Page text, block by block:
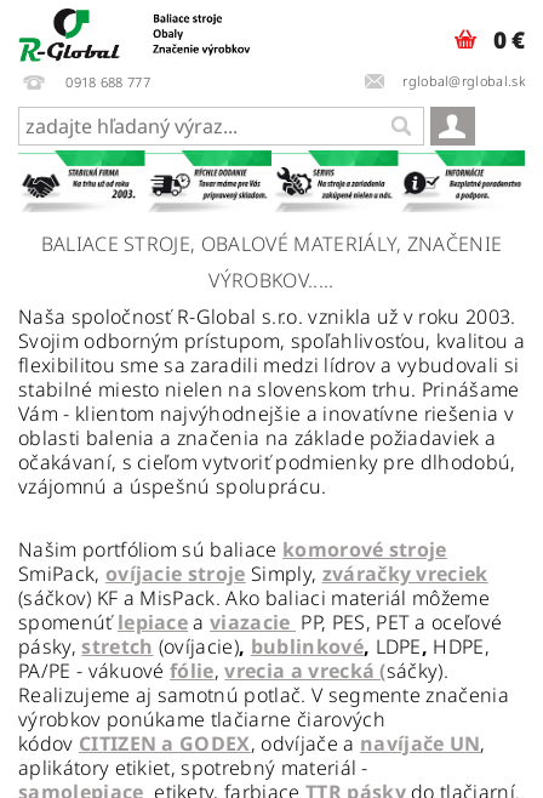
0918 688 777 rglobal@rglobal.sk
0 €
BALIACE STROJE, OBALOVÉ MATERIÁLY, ZNAČENIE
VÝROBKOV.....
Naša spoločnosť R-Global s.r.o. vznikla už v roku 2003.
Svojim odborným prístupom, spoľahlivosťou, kvalitou a
flexibilitou sme sa zaradili medzi lídrov a vybudovali si
stabilné miesto nielen na slovenskom trhu. Prinášame
Vám - klientom najvýhodnejšie a inovatívne riešenia v
oblasti balenia a značenia na základe požiadaviek a
očakávaní, s cieľom vytvoriť podmienky pre dlhodobú,
vzájomnú a úspešnú spoluprácu.
Našim portfóliom sú baliace komorové stroje
SmiPack, ovíjacie stroje Simply, zváračky vreciek
(sáčkov) KF a MisPack. Ako baliaci materiál môžeme
spomenúť lepiaceaviazacie PP, PES, PET a oceľové
pásky,stretch (ovíjacie), bublinkové, LDPE, HDPE,
PA/PE - vákuovéfólie,vrecia a vrecká (sáčky).
Realizujeme aj samotnú potlač. V segmente značenia
výrobkov ponúkame tlačiarne čiarových
kódov CITIZEN a GODEX, odvíjače a navíjače UN,
aplikátory etikiet, spotrebný materiál -
samolepiace etikety, farbiace TTR páskydo tlačiarní.